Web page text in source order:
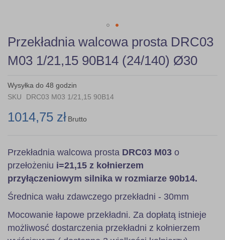
Skip
to
the
beginning
the
images
Przekładnia walcowa prosta DRC03
M03 1/21,15 90B14 (24/140) Ø30
Wysyłka do 48 godzin
SKU
DRC03 M03 1/21,15 90B14
1014,75 zł Brutto
Przekładnia walcowa prosta DRC03 M03 o
przełożeniu i=21,15 z kołnierzem
przyłączeniowym silnika w rozmiarze 90b14.
Średnica wału zdawczego przekładni - 30mm
Mocowanie łapowe przekładni. Za dopłatą istnieje
możliwosć dostarczenia przekładni z kołnierzem